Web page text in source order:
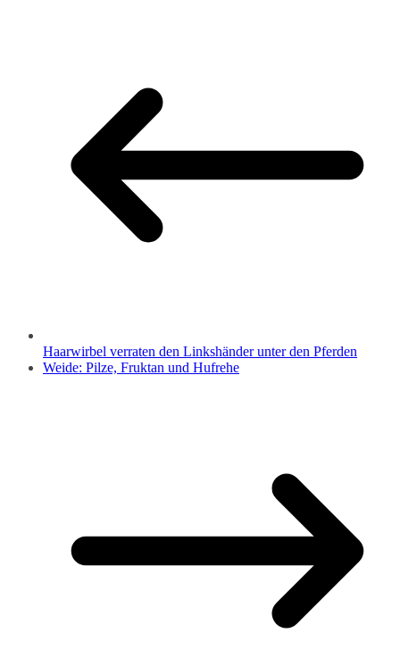
Haarwirbel verraten den Linkshänder unter den Pferden
Weide: Pilze, Fruktan und Hufrehe